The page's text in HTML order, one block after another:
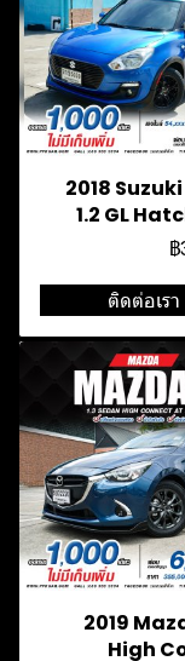
2018 Suzuki
1.2 GL
ติดต่อเรา
2019
High